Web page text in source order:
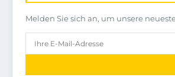
Melden Sie sich an, um unsere